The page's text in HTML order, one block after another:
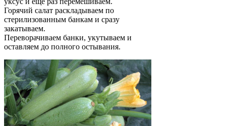
Горячий салат раскладываем по
стерилизованным банкам и сразу
закатываем.
Переворачиваем банки, укутываем и
оставляем до полного остывания.